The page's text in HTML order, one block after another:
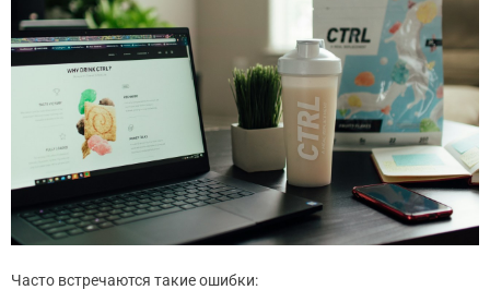
Часто встречаются такие ошибки: